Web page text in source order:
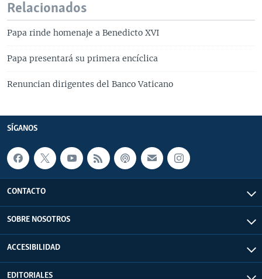
Relacionados
Papa rinde homenaje a Benedicto XVI
Papa presentará su primera encíclica
Renuncian dirigentes del Banco Vaticano
SÍGANOS
CONTACTO
SOBRE NOSOTROS
ACCESIBILIDAD
EDITORIALES